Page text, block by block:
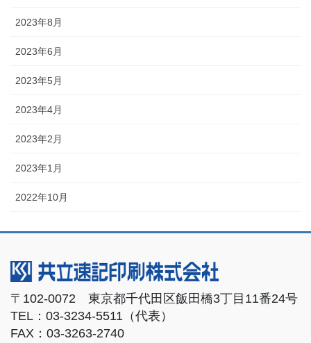
2023年8月
2023年6月
2023年5月
2023年4月
2023年2月
2023年1月
2022年10月
〒102-0072 東京都千代田区飯田橋3丁目11番24号
TEL：03-3234-5511（代表）
FAX：03-3263-2740